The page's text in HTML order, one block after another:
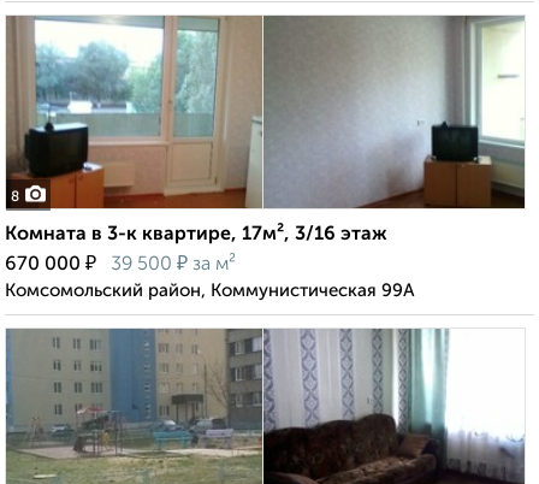
8
Комната в 3-к квартире, 17м², 3/16 этаж
670 000 ₽ 39 500 ₽ за м²
Комсомольский район, Коммунистическая 99А